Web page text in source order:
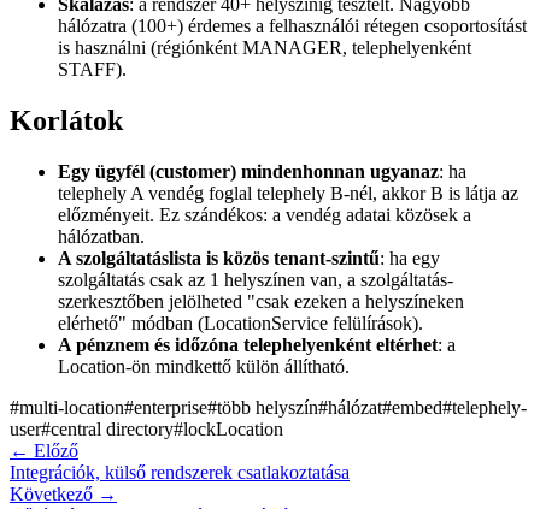
Skálázás: a rendszer 40+ helyszínig tesztelt. Nagyobb
hálózatra (100+) érdemes a felhasználói rétegen csoportosítást
is használni (régiónként MANAGER, telephelyenként
STAFF).
Korlátok
Egy ügyfél (customer) mindenhonnan ugyanaz: ha
telephely A vendég foglal telephely B-nél, akkor B is látja az
előzményeit. Ez szándékos: a vendég adatai közösek a
hálózatban.
A szolgáltatáslista is közös tenant-szintű: ha egy
szolgáltatás csak az 1 helyszínen van, a szolgáltatás-
szerkesztőben jelölheted "csak ezeken a helyszíneken
elérhető" módban (LocationService felülírások).
A pénznem és időzóna telephelyenként eltérhet: a
Location-ön mindkettő külön állítható.
#multi-location#enterprise#több helyszín#hálózat#embed#telephely-
user#central directory#lockLocation
← Előző
Integrációk, külső rendszerek csatlakoztatása
Következő →